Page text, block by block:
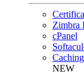
Zimbra
cPanel
Caching
NEW